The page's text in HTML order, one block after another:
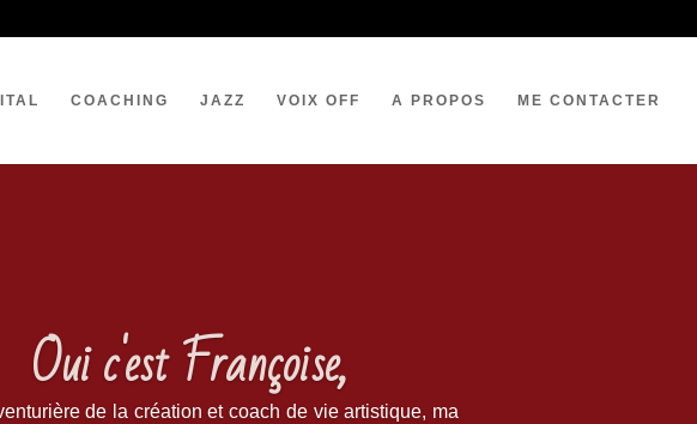
COACHING JAZZ VOIX OFF A PROPOS ME CONTACTER
Oui c'est Françoise,
de la création et coach de vie artistique, ma